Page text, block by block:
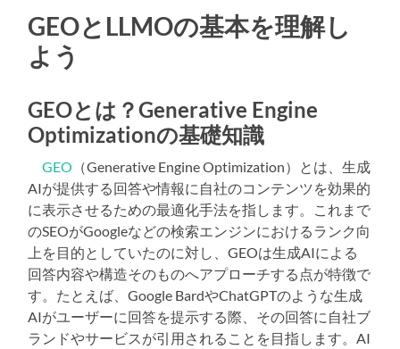
GEOとLLMOの基本を理解し
よう
GEOとは？Generative Engine
Optimizationの基礎知識
GEO （Generative Engine Optimization）とは、生成
AIが提供する回答や情報に自社のコンテンツを効果的
に表示させるための最適化手法を指します。これまで
のSEOがGoogleなどの検索エンジンにおけるランク向
上を目的としていたのに対し、GEOは生成AIによる
回答内容や構造そのものへアプローチする点が特徴で
す。たとえば、Google BardやChatGPTのような生成
AIがユーザーに回答を提示する際、その回答に自社ブ
ランドやサービスが引用されることを目指します。AI